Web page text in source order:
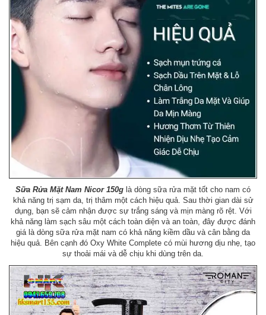
Sữa Rửa Mặt Nam Nicor 150g là dòng sữa rửa mặt tốt cho nam có
khả năng trị sạm da, trị thâm một cách hiệu quả. Sau thời gian dài sử
dụng, bạn sẽ cảm nhận được sự trắng sáng và mịn màng rõ rệt. Với
khả năng làm sạch sâu một cách toàn diện và an toàn, đây được đánh
giá là dòng sữa rửa mặt nam có khả năng kiềm dầu và cân bằng da
hiệu quả. Bên cạnh đó Oxy White Complete có mùi hương dịu nhẹ, tạo
sự thoải mái và dễ chịu khi dùng trên da.